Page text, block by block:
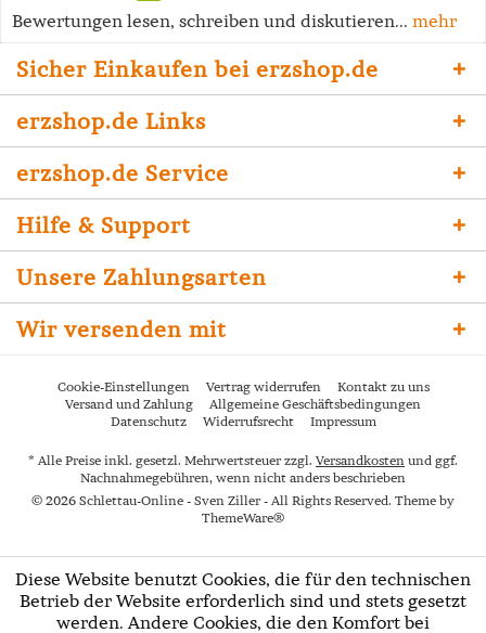
Bewertungen lesen, schreiben und diskutieren... mehr
Sicher Einkaufen bei erzshop.de
erzshop.de Links
erzshop.de Service
Hilfe & Support
Unsere Zahlungsarten
Wir versenden mit
Cookie-Einstellungen Vertrag widerrufen
Kontakt zu uns
Versand und Zahlung
Allgemeine Geschäftsbedingungen
Datenschutz
Widerrufsrecht Impressum
* Alle Preise inkl. gesetzl. Mehrwertsteuer zzgl. Versandkosten und ggf.
Nachnahmegebühren, wenn nicht anders beschrieben
© 2026 Schlettau-Online - Sven Ziller - All Rights Reserved. Theme by
ThemeWare®
Diese Website benutzt Cookies, die für den technischen
Betrieb der Website erforderlich sind und stets gesetzt
werden. Andere Cookies, die den Komfort bei